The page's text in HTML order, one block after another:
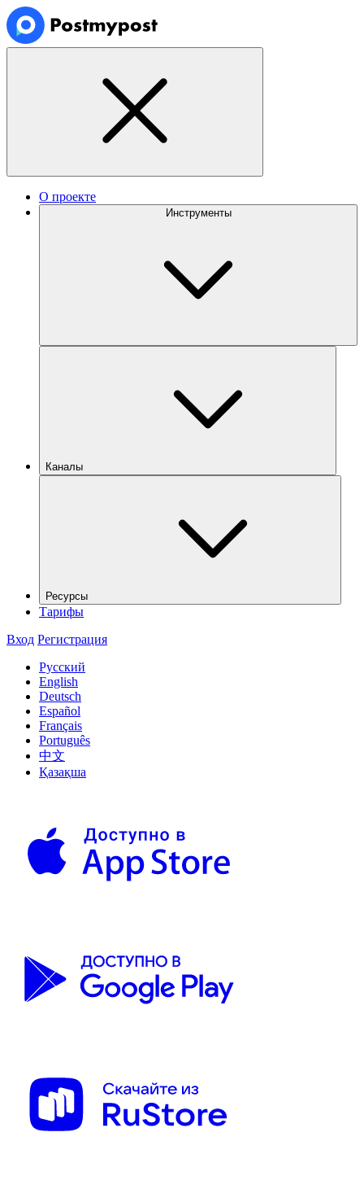
О проекте
Инструменты
Каналы
Ресурсы
Тарифы
Вход Регистрация
Русский
English
Deutsch
Español
Français
Português
中文
Қазақша